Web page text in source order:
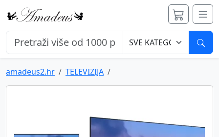
amadeus2.hr TELEVIZIJA